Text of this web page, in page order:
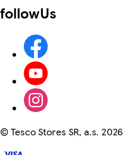
followUs
©Tesco Stores SR, a.s. 2026